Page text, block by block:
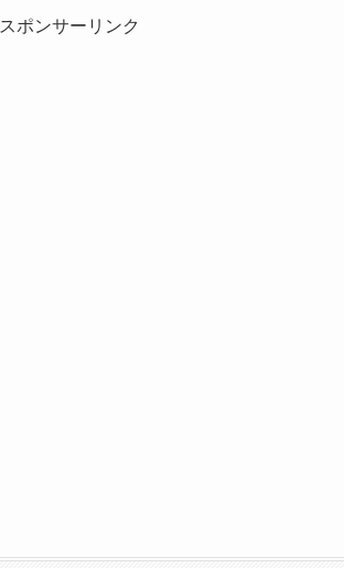
スポンサーリンク